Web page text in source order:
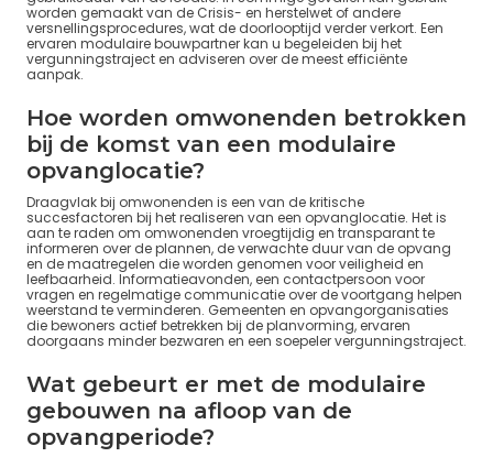
worden gemaakt van de Crisis- en herstelwet of andere
versnellingsprocedures, wat de doorlooptijd verder verkort. Een
ervaren modulaire bouwpartner kan u begeleiden bij het
vergunningstraject en adviseren over de meest efficiënte
aanpak.
Hoe worden omwonenden betrokken
bij de komst van een modulaire
opvanglocatie?
Draagvlak bij omwonenden is een van de kritische
succesfactoren bij het realiseren van een opvanglocatie. Het is
aan te raden om omwonenden vroegtijdig en transparant te
informeren over de plannen, de verwachte duur van de opvang
en de maatregelen die worden genomen voor veiligheid en
leefbaarheid. Informatieavonden, een contactpersoon voor
vragen en regelmatige communicatie over de voortgang helpen
weerstand te verminderen. Gemeenten en opvangorganisaties
die bewoners actief betrekken bij de planvorming, ervaren
doorgaans minder bezwaren en een soepeler vergunningstraject.
Wat gebeurt er met de modulaire
gebouwen na afloop van de
opvangperiode?